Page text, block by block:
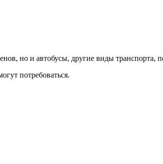
но и автобусы, другие виды транспорта,
потребоваться.